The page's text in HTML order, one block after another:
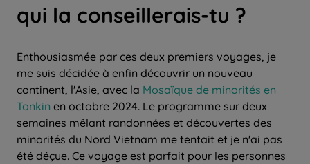
qui la conseillerais-tu ?
Enthousiasmée par ces deux premiers voyages, je
me suis décidée à enfin découvrir un nouveau
continent, l'Asie, avec la Mosaïque de minorités en
Tonkin en octobre 2024. Le programme sur deux
semaines mêlant randonnées et découvertes des
minorités du Nord Vietnam me tentait et je n'ai pas
été déçue. Ce voyage est parfait pour les personnes